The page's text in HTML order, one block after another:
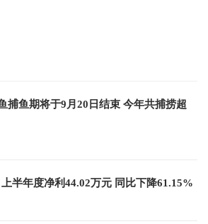
捕鱼期将于9月20日结束 今年共捕捞超
半年度净利44.02万元 同比下降61.15%